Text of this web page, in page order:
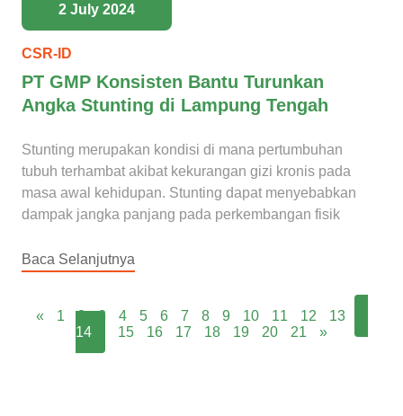
CSR-ID
PT GMP Konsisten Bantu Turunkan
Angka Stunting di Lampung Tengah
Stunting merupakan kondisi di mana pertumbuhan
tubuh terhambat akibat kekurangan gizi kronis pada
masa awal kehidupan. Stunting dapat menyebabkan
dampak jangka panjang pada perkembangan fisik
Baca Selanjutnya
2 July 2024
« 1 2 3 4 5 6 7 8 9 10 11 12
13
14
15 16 17 18 19 20 21 »